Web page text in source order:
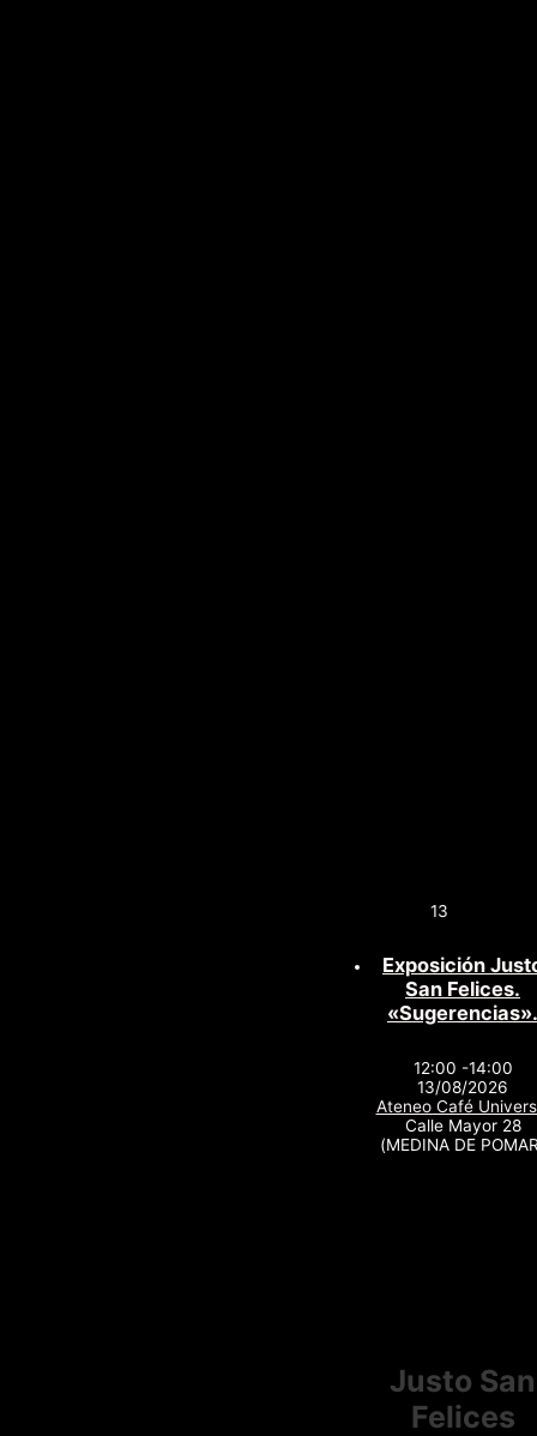
13
Exposición
San Felices.
«Sugerencias».
12:00 -14:00
13/08/2026
Ateneo Café
Calle Mayor 28
(MEDINA DE
Justo San
Felices